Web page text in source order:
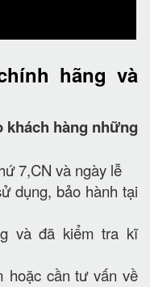
hãng và
khách hàng những
7,CN và ngày lễ
dụng, bảo hành tại
và đã kiểm tra kĩ
hoặc cần tư vấn về